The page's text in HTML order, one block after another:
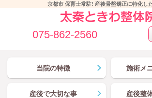
京都市 保育士常駐! 産後骨盤矯正に特化し
075-862-2560
当院の特徴 施術メ
産後で大切な事 産後整